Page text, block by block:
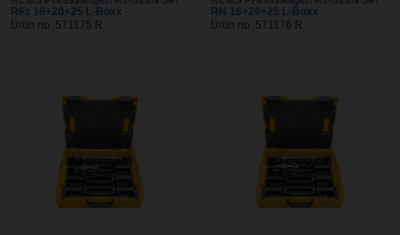
RFz 16+20+25 L-Boxx
Ürün no. 571175 R
RN 16+20+25 L-Boxx
Ürün no. 571176 R